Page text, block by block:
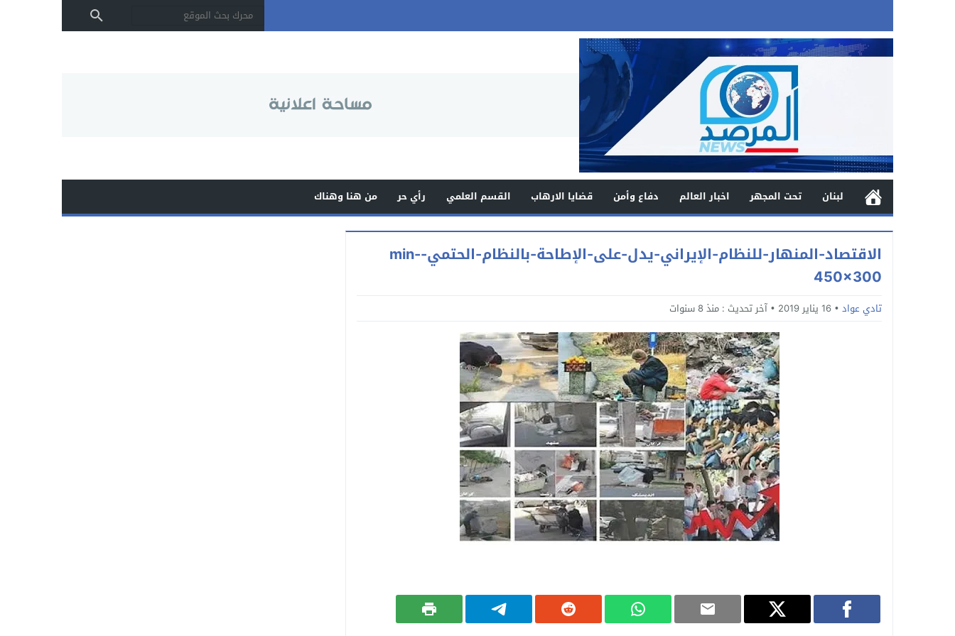
لبنان تحت المجهر اخبار العالم دفاع وأمن قضايا الارهاب القسم العلمي رأي حر من هنا وهناك
الاقتصاد-المنهار-للنظام-الإيراني-يدل-على-الإطاحة-بالنظام-الحتمي-min-
450×300
تادي عواد 16 يناير 2019 آخر تحديث : منذ 8 سنوات